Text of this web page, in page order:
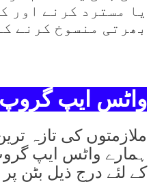
یا مسترد کرنے اور
بھرتی منسوخ کرنے
واٹس ایپ
ملازمتوں کی تازہ
ہمارے واٹس ایپ
کے لئے درج ذیل بٹن